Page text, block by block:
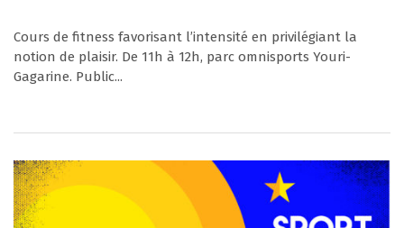
Cours de fitness favorisant l’intensité en privilégiant la
notion de plaisir. De 11h à 12h, parc omnisports Youri-
Gagarine. Public...